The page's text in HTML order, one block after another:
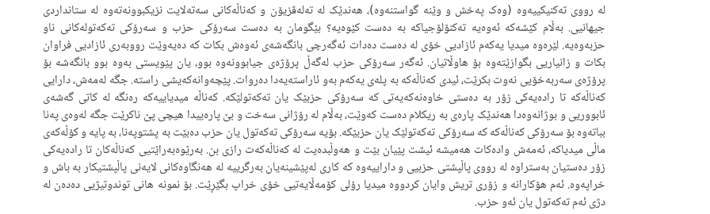
لە رووی تەکنیکییەوە (وەک پەخش و وێنە گواستنەوە)، هەندێک لە تەلەڤزیۆن و کەناڵەکانی سەتەلایت نزیکبوونەتەوە لە ستانداردی
جیهانیی. بەڵام کێشەکە ئەوەیە تەکنۆلۆجیاکە بە دەست کێوەیە؟ بێگومان بە دەست سەرۆکی حزب و سەرۆکی تەکەتولەکانی ناو
حزبەوەیە. لێرەوە میدیا یەکەم ئازادیی خۆی لە دەست دەدات ئەگەرچی بانگەشەی ئەوەش بکات کە دەیەوێت رووبەری ئازادیی فراوان
بکات و زانیاریی بگوازێتەوە بۆ هاوڵاتیان. ئەگەر سەرۆکی حزب لەگەڵ پرۆژەی جیابوونەوە بوو، یان پێویستی بەوە بوو بانگەشە بۆ
پرۆژەی سەربەخۆیی نەوت بکرێت، ئیدی کەناڵەکە بە پلەی یەکەم بەو ئاراستەیەدا دەروات. پێچەوانەکەیشی راستە. جگە لەمەش، دارایی
کەناڵەکە تا رادەیەکی زۆر بە دەستی خاوەنەکەیەتی کە سەرۆکی حزبێک یان تەکەتولێکە. کەناڵە میدیاییەکە رەنگە لە کاتی گەشەی
ئابووریی و بوژانەوەدا هەندێک پارەی بە ریکلام دەست کەوێت، بەڵام لە رۆژانی سەخت و بێ پارەییدا هیچی پێ ناکرێت جگە لەوەی پەنا
بباتەوە بۆ سەرۆکی کەناڵەکە کە سەرۆکی تەکەتولێک یان حزبێکە. بۆیە سەرۆکی تەکەتول یان حزب دەبێت بە پشتوپەنا، بە پایە و کۆڵەکەی
ماڵی میدیاکە، ئەمەش وادەکات هەمیشە ئیشت پێیان بێت و هەوڵبدەیت لە کەناڵەکەت رازی بن. بەرێوەبەراێتیی کەناڵەکان تا رادەیەکی
زۆر دەستیان بەستراوە لە رووی پاڵپشتی حزبیی و داراییەوە کە کاری لەپێشینەیان بەرگرییە لە هەنگاوەکانی لایەنی پاڵپشتیکار بە باش و
خراپەوە. ئەم هۆکارانە و زۆری تریش وایان کردووە میدیا رۆلی کۆمەڵایەتیی خۆی خراپ بگێڕێت. بۆ نمونە هانی توندوتیژیی دەدەن لە
دژی ئەم تەکەتول یان ئەو حزب.